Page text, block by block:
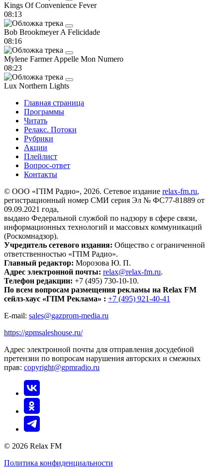
Kings Of Convenience Fever
08:13
Bob BrookmeyerA Felicidade
08:16
Mylene FarmerAppelle Mon Numero
08:23
Lux Northern Lights
Главная страница
Программы
Читать
Релакс. Потоки
Рубрики
Акции
Плейлист
Вопрос-ответ
Контакты
© ООО «ГПМ Радио», 2026. Сетевое издание relax-fm.ru,
регистрационный номер СМИ серия Эл № ФС77-81889 от
09.09.2021 года,
выдано Федеральной службой по надзору в сфере связи,
информационных технологий и массовых коммуникаций
(Роскомнадзор).
Учредитель сетевого издания: Общество с ограниченной
ответственностью «ГПМ Радио».
Главный редактор: Морозова Ю. П.
Адрес электронной почты: relax@relax-fm.ru.
Телефон редакции: +7 (495) 730-10-10.
По всем вопросам размещения рекламы на Relax FM
сейлз-хаус «ГПМ Реклама» : +7 (495) 921-40-41
E-mail: sales@gazprom-media.ru
https://gpmsaleshouse.ru/
Адрес электронной почты для отправления досудебной
претензии по вопросам нарушения авторских и смежных
прав: copyright@gpmradio.ru
© 2026 Relax FM
Политика конфиденциальности